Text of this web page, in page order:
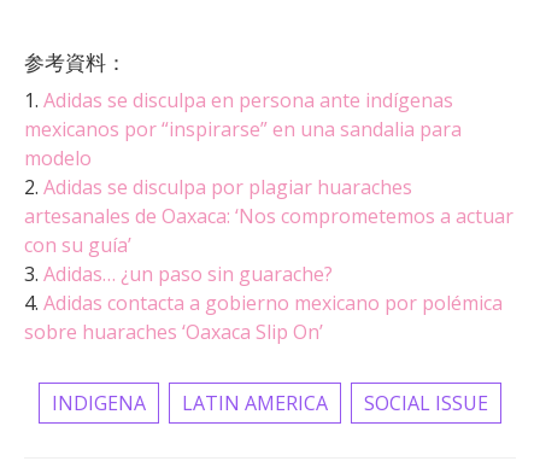
参考資料：
1. Adidas se disculpa en persona ante indígenas
mexicanos por “inspirarse” en una sandalia para
modelo
2. Adidas se disculpa por plagiar huaraches
artesanales de Oaxaca: ‘Nos comprometemos a actuar
con su guía’
3. Adidas… ¿un paso sin guarache?
4. Adidas contacta a gobierno mexicano por polémica
sobre huaraches ‘Oaxaca Slip On’
INDIGENA LATIN AMERICA SOCIAL ISSUE